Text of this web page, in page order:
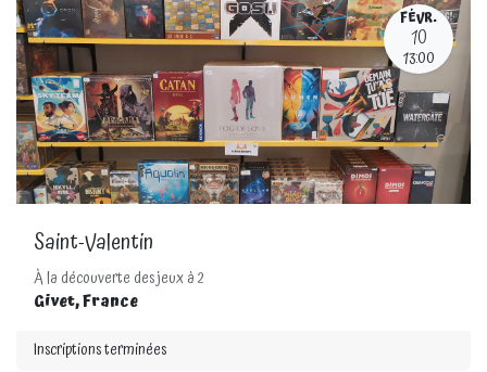
FÉVR.
10
13:00
Saint-Valentin
À la découverte des jeux à 2
Givet,France
Inscriptions terminées